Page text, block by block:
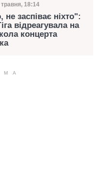
публікації
18:14
не заспіває ніхто":
відреагувала на
концерта